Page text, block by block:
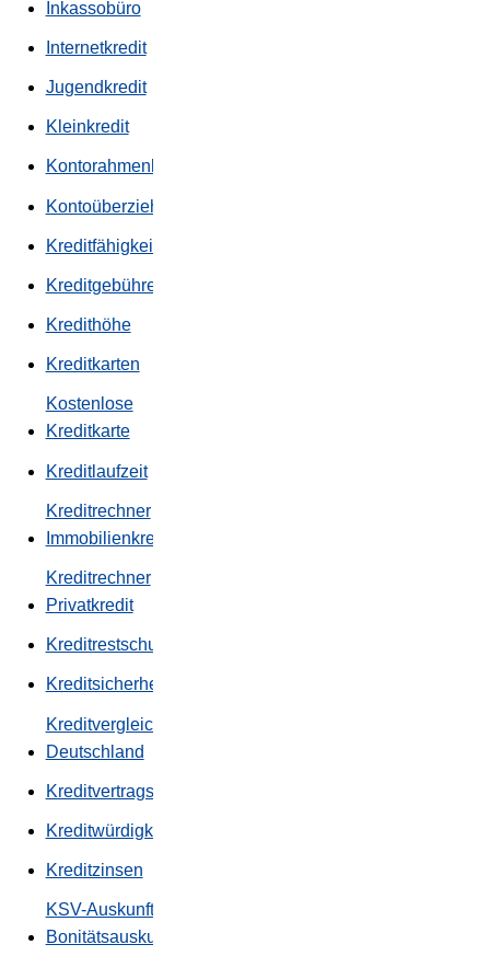
Inkassobüro
Internetkredit
Jugendkredit
Kleinkredit
Kontorahmenkredit
Kontoüberziehung
Kreditfähigkeit
Kreditgebühren
Kredithöhe
Kreditkarten
Kostenlose
Kreditkarte
Kreditlaufzeit
Kreditrechner
Immobilienkredit
Kreditrechner
Privatkredit
Kreditrestschuldversicherung
Kreditsicherheiten
Kreditvergleich
Deutschland
Kreditvertragsgebühr
Kreditwürdigkeit
Kreditzinsen
KSV-Auskunft -
Bonitätsauskunft